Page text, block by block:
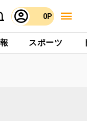
0P
スポーツ